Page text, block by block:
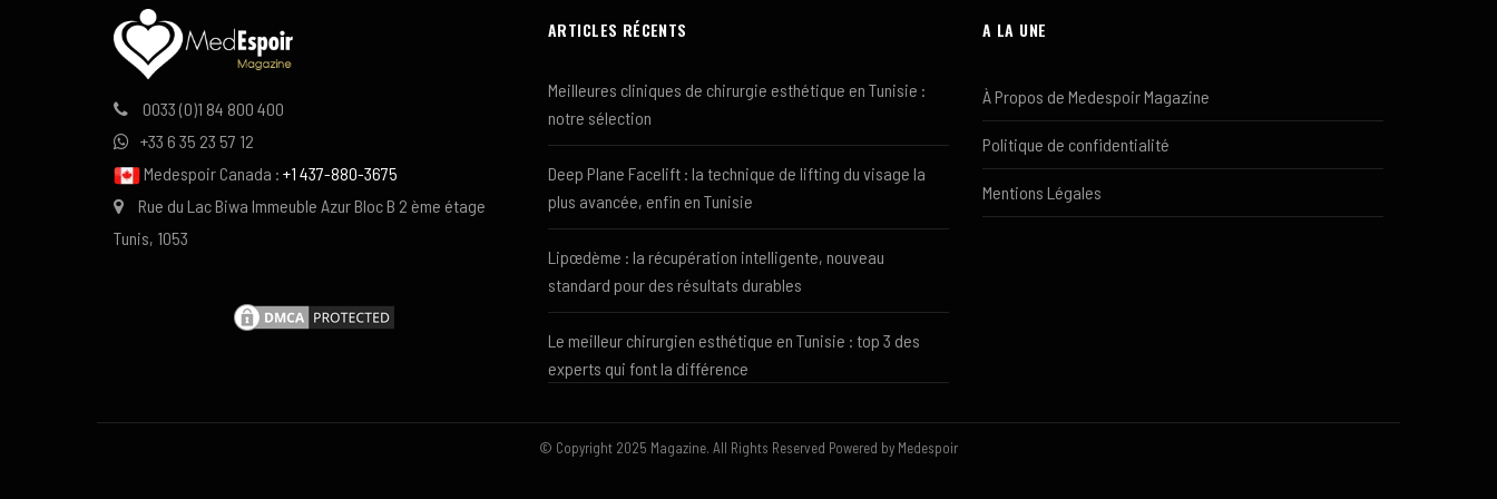
0033 (0)1 84 800 400
+33 6 35 23 57 12
Medespoir Canada : +1 437-880-3675
Rue du Lac Biwa Immeuble Azur Bloc B 2 ème étage
Tunis, 1053
ARTICLES RÉCENTS
Meilleures cliniques de chirurgie esthétique en Tunisie :
notre sélection
Deep Plane Facelift : la technique de lifting du visage la
plus avancée, enfin en Tunisie
Lipœdème : la récupération intelligente, nouveau
standard pour des résultats durables
Le meilleur chirurgien esthétique en Tunisie : top 3 des
experts qui font la différence
A LA UNE
À Propos de Medespoir Magazine
Politique de confidentialité
Mentions Légales
© Copyright 2025 Magazine. All Rights Reserved Powered by Medespoir